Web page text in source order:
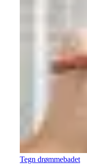
Tegn drømmebadet